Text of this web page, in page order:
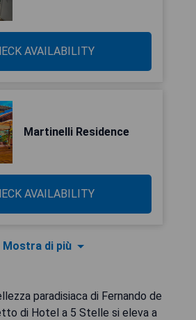
AVAILABILITY
Martinelli Residence
AVAILABILITY
Mostra di più
paradisiaca di Fernando de
di Hotel a 5 Stelle si eleva a